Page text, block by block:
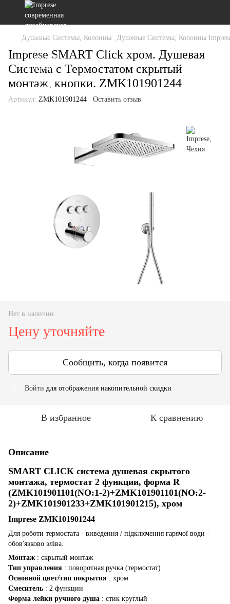
Душевые Системы, Колонны Душевые Системы, Колонны
Imprese SMART Click хром. Душевая
Система с Термостатом скрытый
монтаж, кнопки. ZMK101901244
Артикул: ZMK101901244 Оставить отзыв
Нет в наличии
Цену уточняйте
Сообщить, когда появится
Войти для отображения накопительной скидки
В избранное К сравнению
Описание
SMART CLICK система душевая скрытого
монтажа, термостат 2 функции, форма R
(ZMK101901101(NO:1-2)+ZMK101901101(NO:2-
2)+ZMK101901233+ZMK101901215), хром
Imprese ZMK101901244
Для роботи термостата - виведення / підключення гарячої води -
обов'язково зліва.
Монтаж : скрытый монтаж
Тип управления : поворотная ручка (термостат)
Основной цвет/тип покрытия : хром
Смеситель : 2 функции
Форма лейки ручного душа : стик круглый